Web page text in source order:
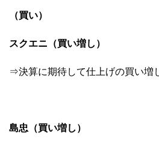
（買い）
スクエニ（買い増し）
⇒決算に期待して仕上げの買い増
島忠（買い増し）